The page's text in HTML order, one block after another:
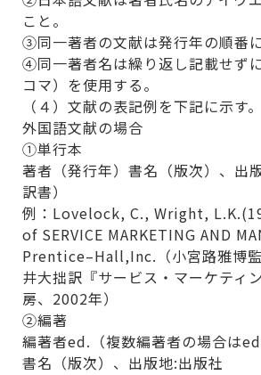
こと。
③同一著者の文献は発行年の順番
④同一著者名は繰り返し記載せずに
コマ）を使用する。
（４）文献の表記例を下記に示す。
外国語文献の場合
①単行本
著者（発行年）書名（版次）、出
訳書）
例：Lovelock, C., Wright,
of SERVICE MARKETING AND
Prentice–Hall,Inc.（小宮路雅博
井大拙訳『サービス・マーケティ
房、2002年）
②編著
編著者ed.（複数編著者の場合は
書名（版次）、出版地:出版社